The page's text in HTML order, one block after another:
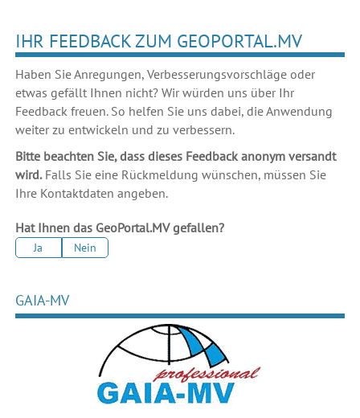
IHR FEEDBACK ZUM GEOPORTAL.MV
Haben Sie Anregungen, Verbesserungsvorschläge oder
etwas gefällt Ihnen nicht? Wir würden uns über Ihr
Feedback freuen. So helfen Sie uns dabei, die Anwendung
weiter zu entwickeln und zu verbessern.
Bitte beachten Sie, dass dieses Feedback anonym versandt
wird.Falls Sie eine Rückmeldung wünschen, müssen Sie
Ihre Kontaktdaten angeben.
Hat Ihnen das GeoPortal.MV gefallen?
Ja Nein
GAIA-MV